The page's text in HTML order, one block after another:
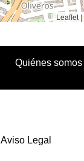
Leaflet
Quiénes somos
Aviso Legal